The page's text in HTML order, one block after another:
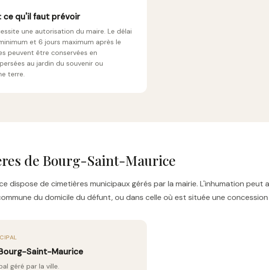
ce qu'il faut prévoir
une autorisation du maire. Le délai
et 6 jours maximum après le
peuvent être conservées en
au jardin du souvenir ou
terre.
de Bourg-Saint-Maurice
dispose de cimetières municipaux gérés par la mairie. L'inhumation peut
du domicile du défunt, ou dans celle où est située une
Saint-Maurice
géré par la ville.